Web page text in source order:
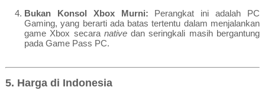
Bukan Konsol Xbox Murni: Perangkat ini adalah PC
Gaming, yang berarti ada batas tertentu dalam menjalankan
game Xbox secara nativedan seringkali masih bergantung
pada Game Pass PC.
5. Harga di Indonesia